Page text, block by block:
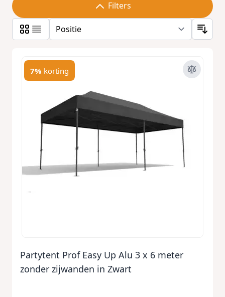
Filters
7% korting
Partytent Prof Easy Up Alu 3 x 6 meter
zonder zijwanden in Zwart